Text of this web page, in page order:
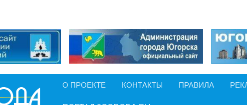
О ПРОЕКТЕ КОНТАКТЫ ПРАВИЛА